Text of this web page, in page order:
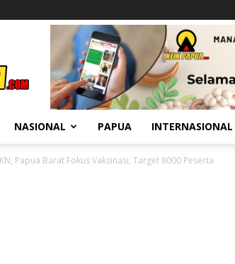
NASIONAL PAPUA INTERNASIONAL
Papua Barat Fokus Vaksinasi, Target 8000 Peserta